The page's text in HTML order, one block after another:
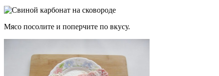
Мясо посолите и поперчите по вкусу.